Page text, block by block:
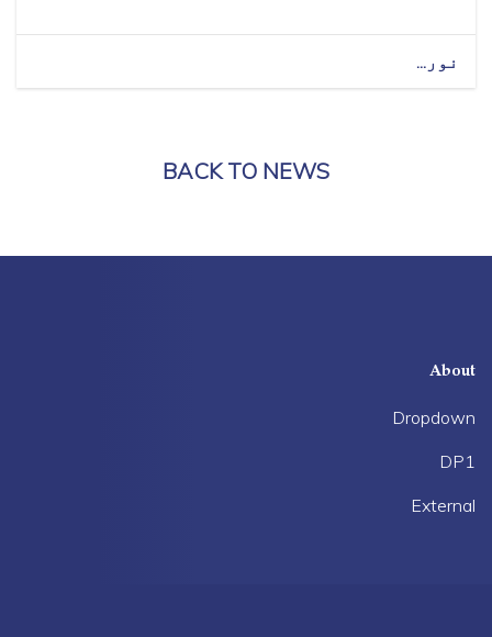
نور...
BACK TO NEWS
About
Dropdown
DP1
External